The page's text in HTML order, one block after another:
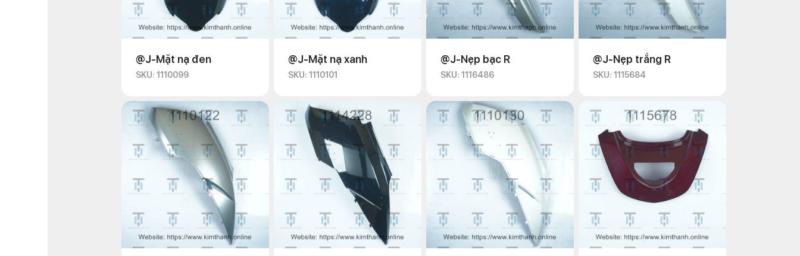
@J-Mặt nạ đen
SKU: 1110099
@J-Mặt nạ xanh
SKU: 1110101
@J-Nẹp bạc R
SKU: 1116486
@J-Nẹp trắng R
SKU: 1115684